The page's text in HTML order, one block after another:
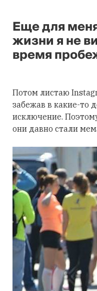
Еще для
жизни я не
время
Потом листаю
забежав в какие-то
исключение.
они давно стали